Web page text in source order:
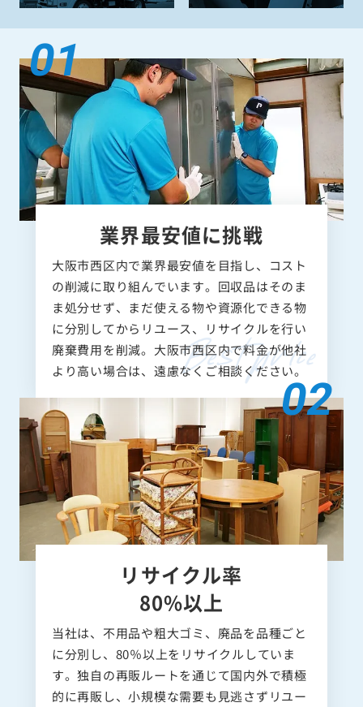
業界最安値に挑戦
大阪市西区内で業界最安値を目指し、コスト
の削減に取り組んでいます。回収品はそのま
ま処分せず、まだ使える物や資源化できる物
に分別してからリユース、リサイクルを行い
廃棄費用を削減。大阪市西区内で料金が他社
より高い場合は、遠慮なくご相談ください。
リサイクル率
80%以上
当社は、不用品や粗大ゴミ、廃品を品種ごと
に分別し、80％以上をリサイクルしていま
す。独自の再販ルートを通じて国内外で積極
的に再販し、小規模な需要も見逃さずリユー